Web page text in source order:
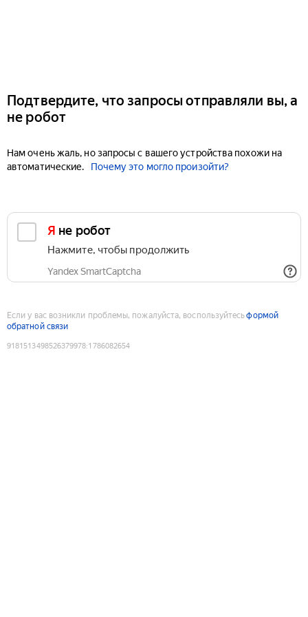
Подтвердите, что запросы отправляли вы, а
не робот
Нам очень жаль, но запросы с вашего устройства похожи на
автоматические.
Почему это могло произойти?
Я не робот
Нажмите, чтобы продолжить
Yandex SmartCaptcha
Если у вас возникли проблемы, пожалуйста, воспользуйтесьформой
обратной связи
9181513498526379978:1786082654